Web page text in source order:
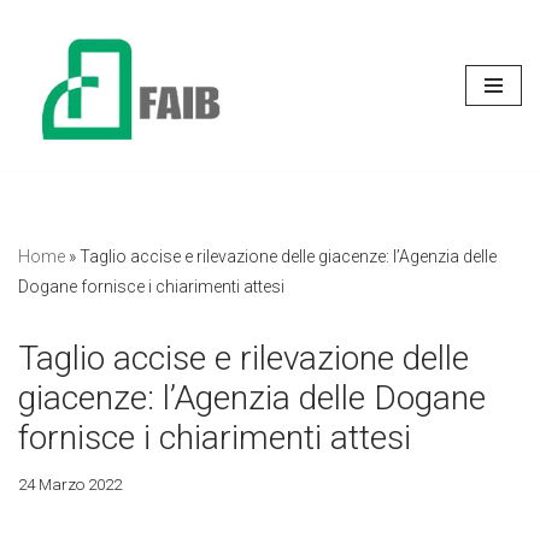
contenuto
Home »Taglio accise e rilevazione delle giacenze: l’Agenzia delle
Dogane fornisce i chiarimenti attesi
Taglio accise e rilevazione delle
giacenze: l’Agenzia delle Dogane
fornisce i chiarimenti attesi
24 Marzo 2022